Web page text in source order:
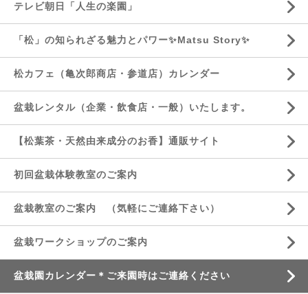
テレビ朝日「人生の楽園」
「松」の知られざる魅力とパワー✨Matsu Story✨
松カフェ（亀次郎商店・参道店）カレンダー
盆栽レンタル（企業・飲食店・一般）いたします。
【松葉茶・天然由来成分のお香】通販サイト
初回盆栽体験教室のご案内
盆栽教室のご案内 （気軽にご連絡下さい）
盆栽ワークショップのご案内
盆栽園カレンダー＊ご来園時はご連絡ください